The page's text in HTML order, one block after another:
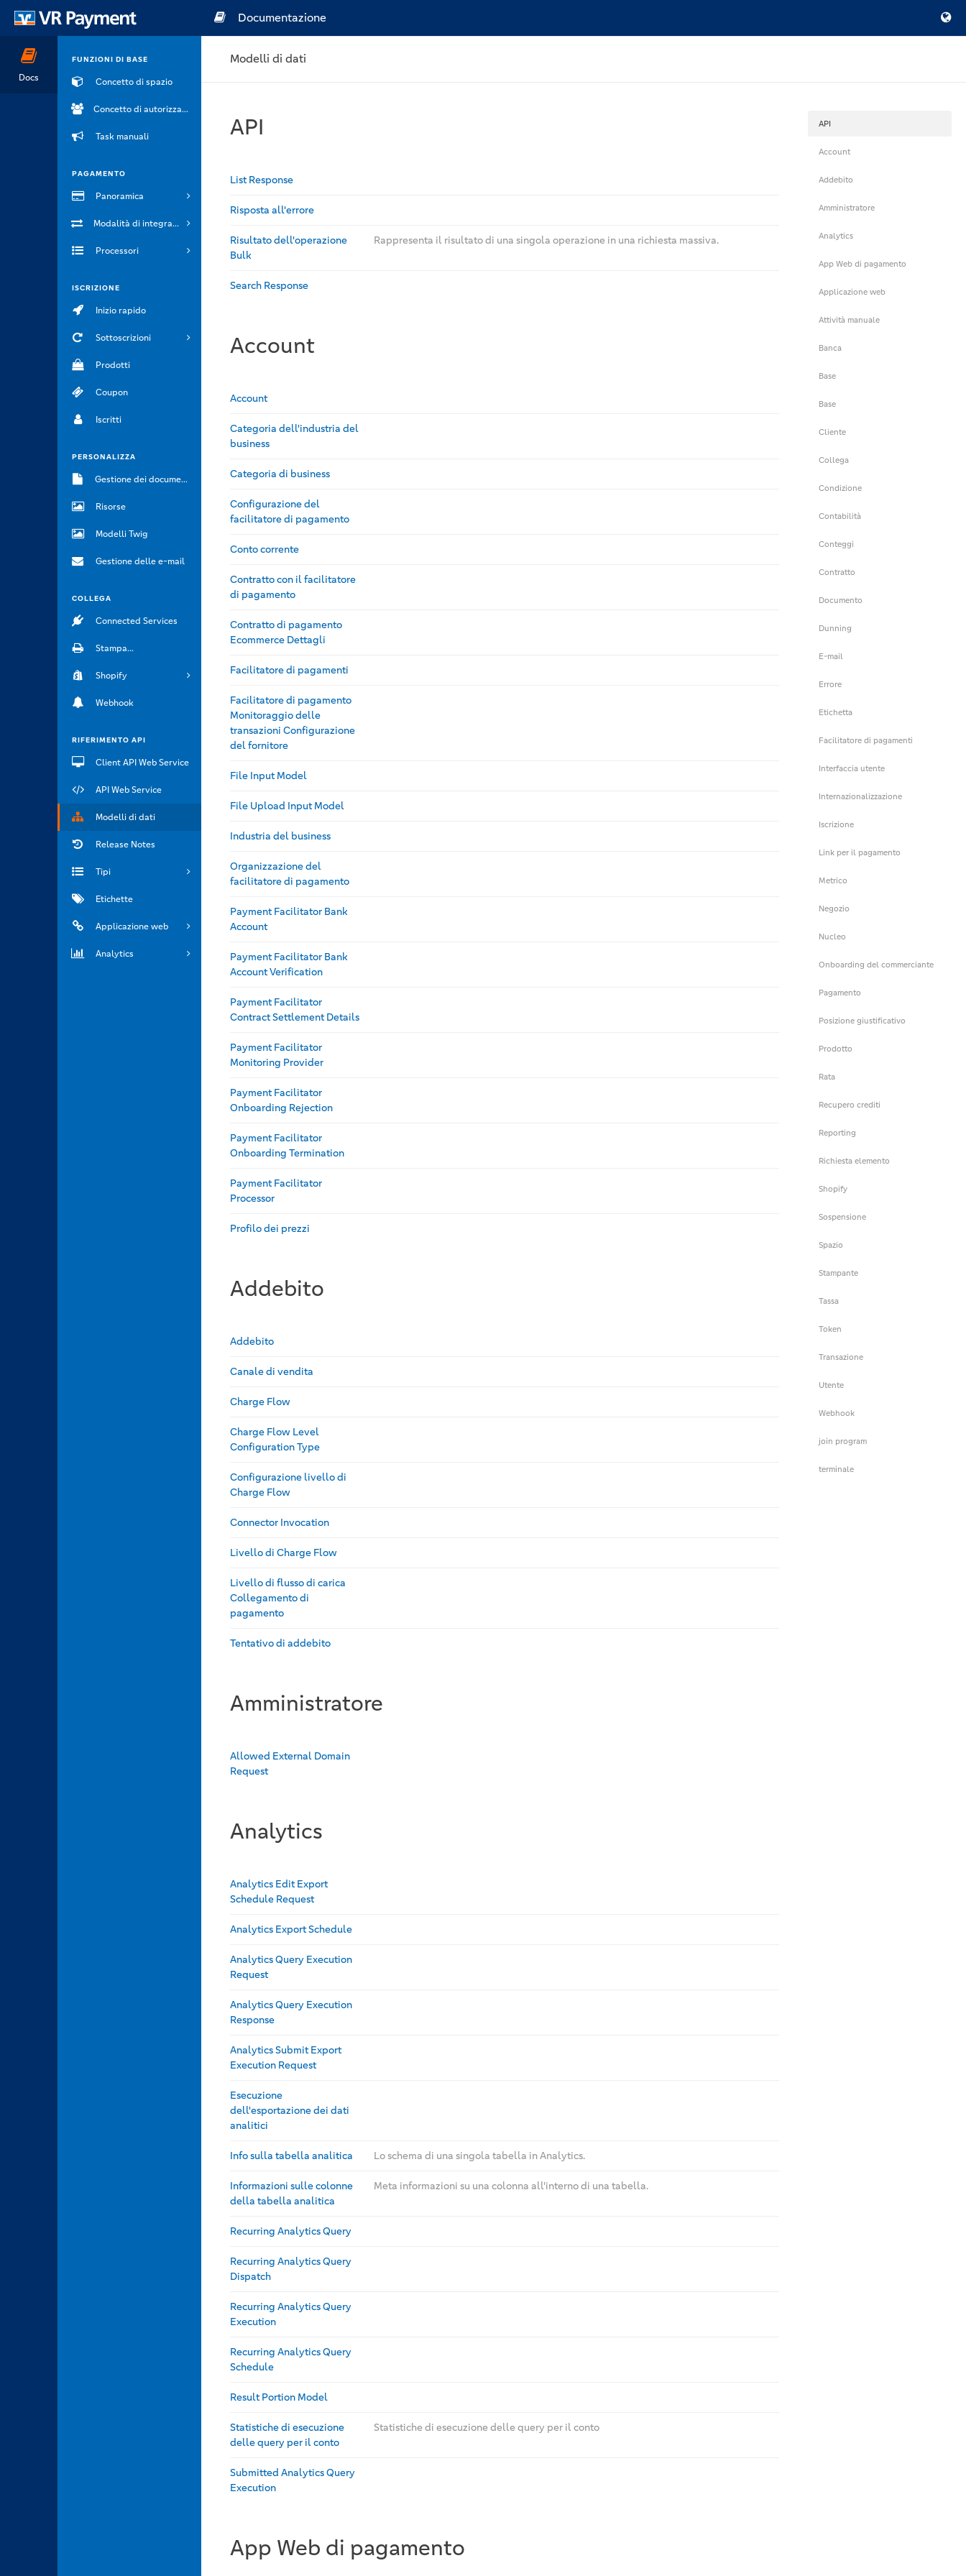
Docs
FUNZIONI DI BASE
Concetto di spazio
Concetto di autorizzazione
Task manuali
PAGAMENTO
Panoramica
Modalità di integrazione
Processori
ISCRIZIONE
Inizio rapido
Sottoscrizioni
Prodotti
Coupon
Iscritti
PERSONALIZZA
Gestione dei documenti
Risorse
Modelli Twig
Gestione delle e-mail
COLLEGA
Connected Services
Stampa...
Shopify
Webhook
RIFERIMENTO API
Client API Web Service
API Web Service
Modelli di dati
Release Notes
Tipi
Etichette
Applicazione web
Analytics
Documentazione
Modelli di dati
API
List Response
Risposta all'errore
Risultato dell'operazione
Bulk
Rappresenta il risultato di una singola operazione in una richiesta massiva.
Search Response
Account
Account
Categoria dell'industria del
business
Categoria di business
Configurazione del
facilitatore di pagamento
Conto corrente
Contratto con il facilitatore
di pagamento
Contratto di pagamento
Ecommerce Dettagli
Facilitatore di pagamenti
Facilitatore di pagamento
Monitoraggio delle
transazioni Configurazione
del fornitore
File Input Model
File Upload Input Model
Industria del business
Organizzazione del
facilitatore di pagamento
Payment Facilitator Bank
Account
Payment Facilitator Bank
Account Verification
Payment Facilitator
Contract Settlement Details
Payment Facilitator
Monitoring Provider
Payment Facilitator
Onboarding Rejection
Payment Facilitator
Onboarding Termination
Payment Facilitator
Processor
Profilo dei prezzi
Addebito
Addebito
Canale di vendita
Charge Flow
Charge Flow Level
Configuration Type
Configurazione livello di
Charge Flow
Connector Invocation
Livello di Charge Flow
Livello di flusso di carica
Collegamento di
pagamento
Tentativo di addebito
Amministratore
Allowed External Domain
Request
Analytics
Analytics Edit Export
Schedule Request
Analytics Export Schedule
Analytics Query Execution
Request
Analytics Query Execution
Response
Analytics Submit Export
Execution Request
Esecuzione
dell'esportazione dei dati
analitici
Info sulla tabella analitica Lo schema di una singola tabella in Analytics.
Informazioni sulle colonne
della tabella analitica
Meta informazioni su una colonna all'interno di una tabella.
Recurring Analytics Query
Recurring Analytics Query
Dispatch
Recurring Analytics Query
Execution
Recurring Analytics Query
Schedule
Result Portion Model
Statistiche di esecuzione
delle query per il conto
Statistiche di esecuzione delle query per il conto
Submitted Analytics Query
Execution
App Web di pagamento
API
Account
Addebito
Amministratore
Analytics
App Web di pagamento
Applicazione web
Attività manuale
Banca
Base
Base
Cliente
Collega
Condizione
Contabilità
Conteggi
Contratto
Documento
Dunning
E-mail
Errore
Etichetta
Facilitatore di pagamenti
Interfaccia utente
Internazionalizzazione
Iscrizione
Link per il pagamento
Metrico
Negozio
Nucleo
Onboarding del commerciante
Pagamento
Posizione giustificativo
Prodotto
Rata
Recupero crediti
Reporting
Richiesta elemento
Shopify
Sospensione
Spazio
Stampante
Tassa
Token
Transazione
Utente
Webhook
join program
terminale